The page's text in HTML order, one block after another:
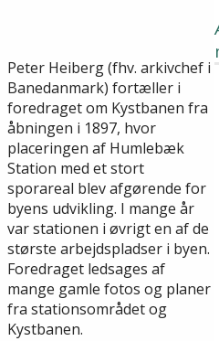
Peter Heiberg (fhv. arkivchef i
Banedanmark) fortæller i
foredraget om Kystbanen fra
åbningen i 1897, hvor
placeringen af Humlebæk
Station med et stort
sporareal blev afgørende for
byens udvikling. I mange år
var stationen i øvrigt en af de
største arbejdspladser i byen.
Foredraget ledsages af
mange gamle fotos og planer
fra stationsområdet og
Kystbanen.